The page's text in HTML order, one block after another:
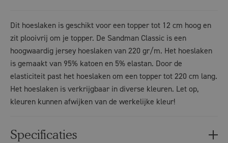
Dit hoeslaken is geschikt voor een topper tot 12 cm hoog en
zit plooivrij om je topper. De Sandman Classic is een
hoogwaardig jersey hoeslaken van 220 gr/m. Het hoeslaken
is gemaakt van 95% katoen en 5% elastan. Door de
elasticiteit past het hoeslaken om een topper tot 220 cm lang.
Het hoeslaken is verkrijgbaar in diverse kleuren. Let op,
kleuren kunnen afwijken van de werkelijke kleur!
Specificaties